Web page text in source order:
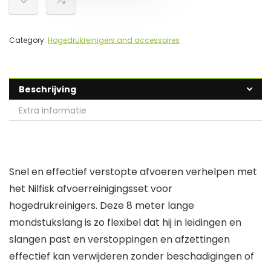
Category: Hogedrukreinigers and accessoires
Beschrijving
Extra informatie
Snel en effectief verstopte afvoeren verhelpen met
het Nilfisk afvoerreinigingsset voor
hogedrukreinigers. Deze 8 meter lange
mondstukslang is zo flexibel dat hij in leidingen en
slangen past en verstoppingen en afzettingen
effectief kan verwijderen zonder beschadigingen of